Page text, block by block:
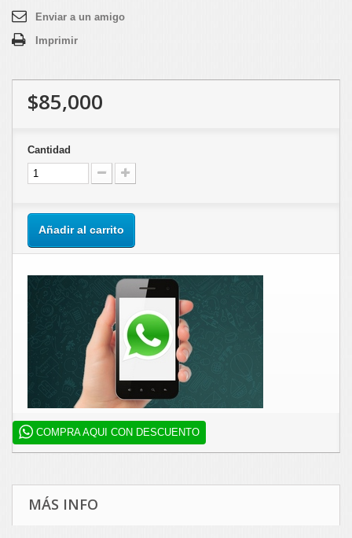
Enviar a un amigo
Imprimir
$85,000
Cantidad
Añadir al carrito
COMPRA AQUI CON DESCUENTO
MÁS INFO